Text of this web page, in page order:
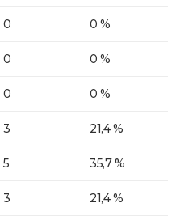
0 0 %
0 0 %
0 0 %
3 21,4 %
5 35,7 %
3 21,4 %